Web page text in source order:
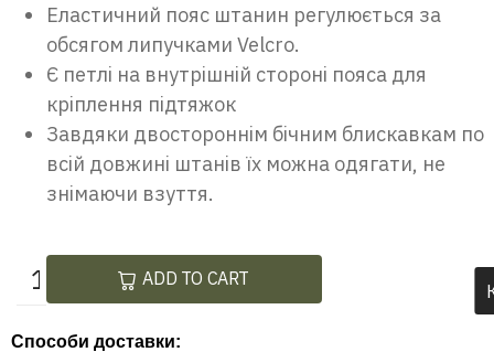
Еластичний пояс штанин регулюється за
обсягом липучками Velcro.
Є петлі на внутрішній стороні пояса для
кріплення підтяжок
Завдяки двостороннім бічним блискавкам по
всій довжині штанів їх можна одягати, не
знімаючи взуття.
ADD TO CART
Способи доставки: